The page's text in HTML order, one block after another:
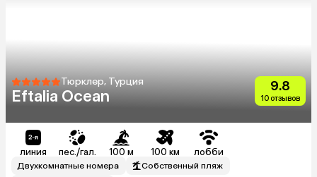
Тюрклер, Турция
Eftalia Ocean
9.8
10 отзывов
линия пес./гал. 100 м 100 км лобби
Двухкомнатные номера
Собственный пляж